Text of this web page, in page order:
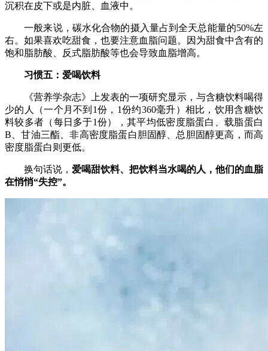
沉积在皮下或是内脏、血液中。
一般来说，碳水化合物的摄入量占到全天总能量的50%左
右。如果喜欢吃甜食，也要注意血脂问题。因为甜食中含有的
饱和脂肪酸、反式脂肪酸等也会导致血脂增高。
习惯五：爱喝饮料
《营养学杂志》上发表的一项研究显示，与含糖饮料喝得
少的人（一个月不到1份，1份约360毫升）相比，饮用含糖饮
料较多者（每日多于1份），其平均低密度脂蛋白、载脂蛋白
B、甘油三酯、非高密度脂蛋白胆固醇、总胆固醇更高，而高
密度脂蛋白则更低。
换句话说， 爱喝甜饮料、把饮料当水喝的人，他们的血脂
在悄悄“失控”。